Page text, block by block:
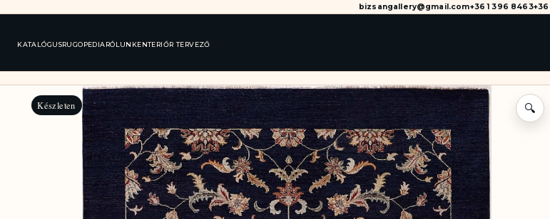
bizsangallery@gmail.com+36 1 396 8463+36
KATALÓGUSRUGOPEDIARÓLUNKENTERIŐR TERVEZŐ
Készleten 🔍